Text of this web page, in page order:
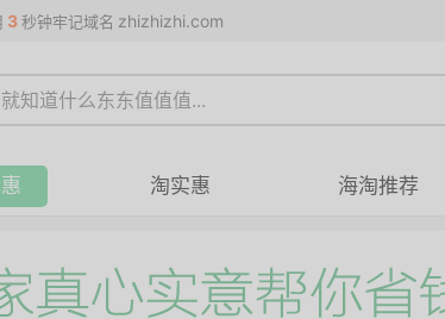
3 秒钟牢记域名 zhizhizhi.com
淘实惠 海淘推荐